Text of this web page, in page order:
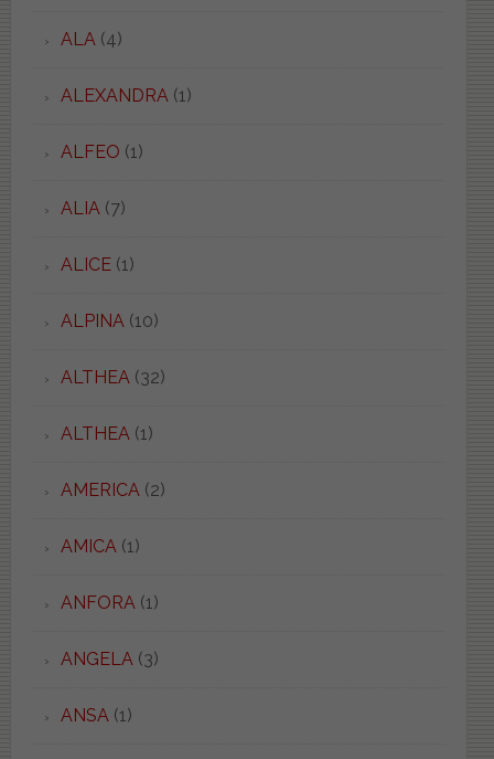
ALA (4)
ALEXANDRA (1)
ALFEO (1)
ALIA (7)
ALICE(1)
ALPINA (10)
ALTHEA (32)
ALTHEA (1)
AMERICA (2)
AMICA (1)
ANFORA (1)
ANGELA (3)
ANSA (1)